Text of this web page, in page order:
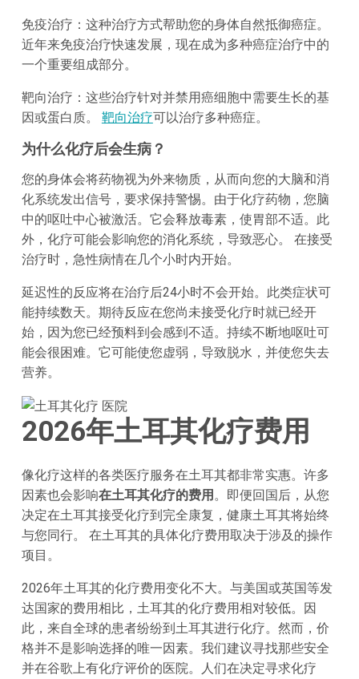
免疫治疗：这种治疗方式帮助您的身体自然抵御癌症。
近年来免疫治疗快速发展，现在成为多种癌症治疗中的
一个重要组成部分。
靶向治疗：这些治疗针对并禁用癌细胞中需要生长的基
因或蛋白质。 靶向治疗可以治疗多种癌症。
为什么化疗后会生病？
您的身体会将药物视为外来物质，从而向您的大脑和消
化系统发出信号，要求保持警惕。由于化疗药物，您脑
中的呕吐中心被激活。它会释放毒素，使胃部不适。此
外，化疗可能会影响您的消化系统，导致恶心。 在接受
治疗时，急性病情在几个小时内开始。
延迟性的反应将在治疗后24小时不会开始。此类症状可
能持续数天。期待反应在您尚未接受化疗时就已经开
始，因为您已经预料到会感到不适。持续不断地呕吐可
能会很困难。它可能使您虚弱，导致脱水，并使您失去
营养。
2026年土耳其化疗费用
像化疗这样的各类医疗服务在土耳其都非常实惠。许多
因素也会影响在土耳其化疗的费用 。即便回国后，从您
决定在土耳其接受化疗到完全康复，健康土耳其将始终
与您同行。 在土耳其的具体化疗费用取决于涉及的操作
项目。
2026年土耳其的化疗费用变化不大。与美国或英国等发
达国家的费用相比，土耳其的化疗费用相对较低。因
此，来自全球的患者纷纷到土耳其进行化疗。然而，价
格并不是影响选择的唯一因素。我们建议寻找那些安全
并在谷歌上有化疗评价的医院。人们在决定寻求化疗